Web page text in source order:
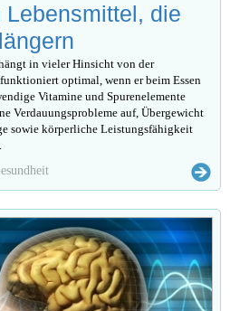
die
in vieler Hinsicht von der
optimal, wenn er beim Essen
Vitamine und Spurenelemente
Verdauungsprobleme auf, Übergewicht
sowie körperliche Leistungsfähigkeit